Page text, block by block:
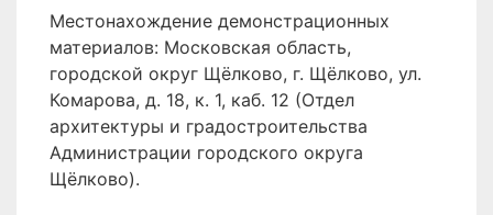
Местонахождение демонстрационных
материалов: Московская область,
городской округ Щёлково, г. Щёлково, ул.
Комарова, д. 18, к. 1, каб. 12 (Отдел
архитектуры и градостроительства
Администрации городского округа
Щёлково).